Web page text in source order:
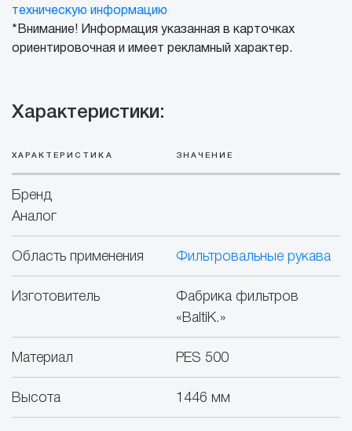
техническую информацию
*Внимание! Информация указанная в карточках
ориентировочная и имеет рекламный характер.
Характеристики:
ХАРАКТЕРИСТИКА ЗНАЧЕНИЕ
Бренд
Аналог
Область применения Фильтровальные рукава
Изготовитель
Фабрика фильтров
«BaltiK.»
Материал PES 500
Высота 1446 мм